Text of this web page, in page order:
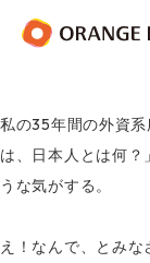
私の35年間の外資
は、日本人とは何？
うな気がする。
え！なんで、とみ